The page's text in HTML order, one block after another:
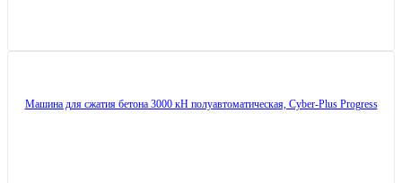
Машина для сжатия бетона 3000 кН полуавтоматическая, Cyber-Plus Progress